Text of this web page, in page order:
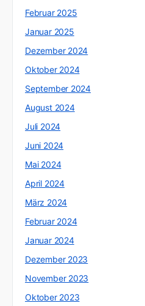
Februar 2025
Januar 2025
Dezember 2024
Oktober 2024
September 2024
August 2024
Juli 2024
Juni 2024
Mai 2024
April 2024
März 2024
Februar 2024
Januar 2024
Dezember 2023
November 2023
Oktober 2023